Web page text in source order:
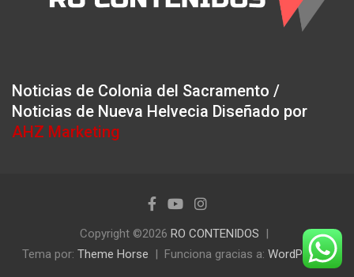
Noticias de Colonia del Sacramento /
Noticias de Nueva Helvecia Diseñado por
AHZ Marketing
Copyright ©2026 RO CONTENIDOS
Tema por: Theme Horse Funciona gracias a: WordPress